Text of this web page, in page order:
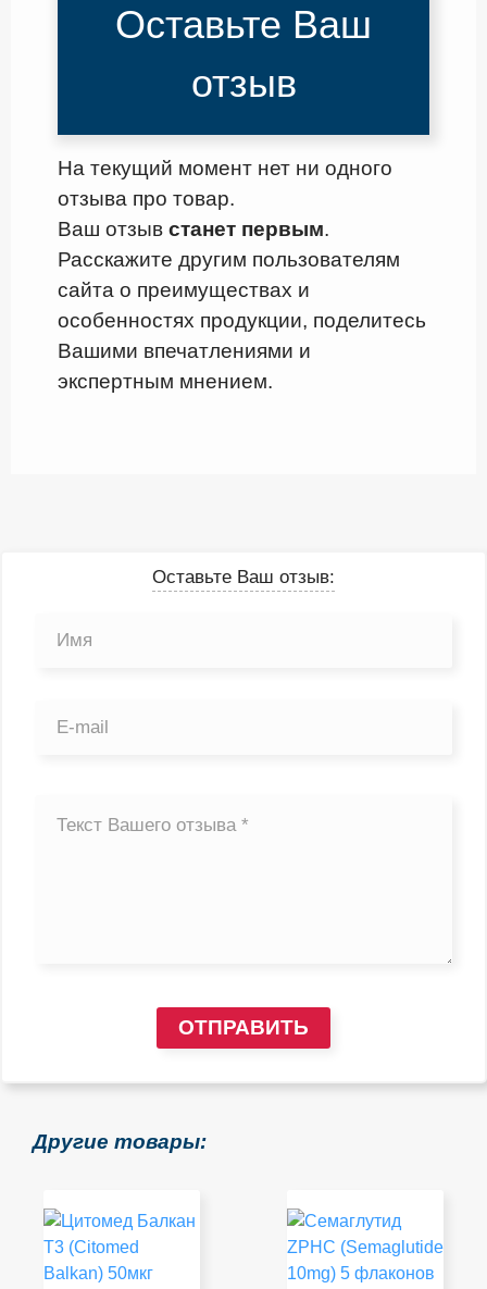
Оставьте Ваш
отзыв
На текущий момент нет ни одного
отзыва про товар.
Ваш отзыв станет первым.
Расскажите другим пользователям
сайта о преимуществах и
особенностях продукции, поделитесь
Вашими впечатлениями и
экспертным мнением.
Оставьте Ваш отзыв:
ОТПРАВИТЬ
Другие товары: